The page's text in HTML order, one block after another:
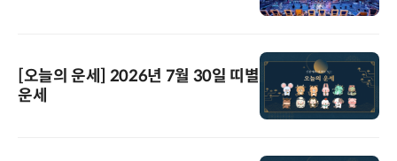
[오늘의 운세] 2026년 7월 30일 띠별
운세